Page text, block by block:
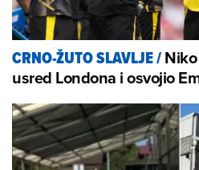
CRNO-ŽUTO SLAVLJE/
usred Londona i osvojio